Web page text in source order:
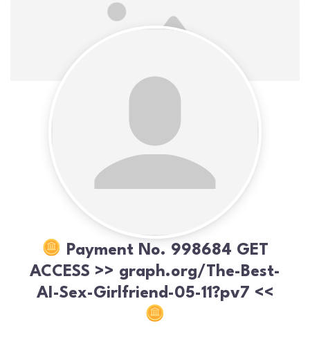
Payment No. 998684 GET
ACCESS >> graph.org/The-Best-
AI-Sex-Girlfriend-05-11?pv7 <<